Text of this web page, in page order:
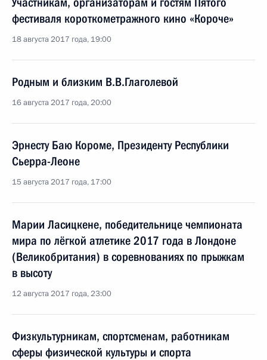
фестиваля короткометражного кино «Короче»
18 августа 2017 года, 19:00
Родным и близким В.В.Глаголевой
16 августа 2017 года, 20:00
Эрнесту Баю Короме, Президенту Республики
Сьерра-Леоне
15 августа 2017 года, 17:00
Марии Ласицкене, победительнице чемпионата
мира по лёгкой атлетике 2017 года в Лондоне
(Великобритания) в соревнованиях по прыжкам
в высоту
12 августа 2017 года, 23:00
Физкультурникам, спортсменам, работникам
сферы физической культуры и спорта